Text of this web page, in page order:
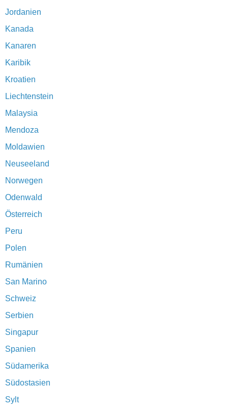
Jordanien
Kanada
Kanaren
Karibik
Kroatien
Liechtenstein
Malaysia
Mendoza
Moldawien
Neuseeland
Norwegen
Odenwald
Österreich
Peru
Polen
Rumänien
San Marino
Schweiz
Serbien
Singapur
Spanien
Südamerika
Südostasien
Sylt